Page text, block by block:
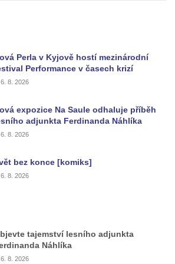
čp. 392 na rohu ulic Na
východně od Chouče
v Chrámcích
severozápadně od Kozel
v Kozlech
v Kozlech
Oparna u cesty na Lovoš
Perla v Kyjově hostí mezinárodní
Performance v časech krizí
6. 8. 2026
expozice Na Saule odhaluje příběh
adjunkta Ferdinanda Náhlíka
6. 8. 2026
bez konce [komiks]
6. 8. 2026
tajemství lesního adjunkta
Náhlíka
6. 8. 2026